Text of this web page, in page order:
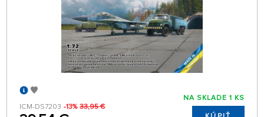
ICM-DS7203 -13% 33,95 €
NA SKLADE 1 KS